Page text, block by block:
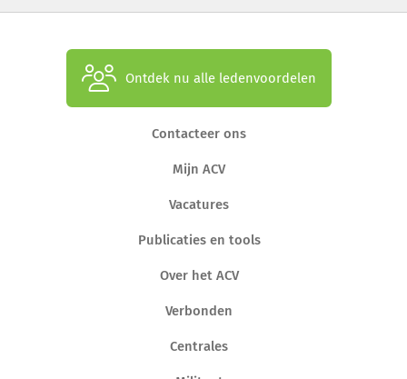
Ontdek nu alle ledenvoordelen
Contacteer ons
Mijn ACV
Vacatures
Publicaties en tools
Over het ACV
Verbonden
Centrales